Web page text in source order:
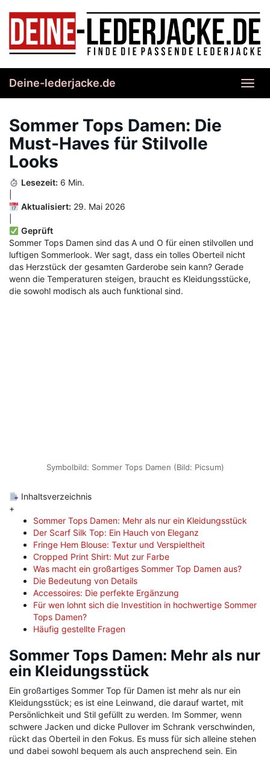
content
Deine-lederjacke.de
Sommer Tops Damen: Die
Must-Haves für Stilvolle
Looks
Lesezeit: 6 Min.
Aktualisiert: 29. Mai 2026
Geprüft
Sommer Tops Damen sind das A und O für einen stilvollen und
luftigen Sommerlook. Wer sagt, dass ein tolles Oberteil nicht
das Herzstück der gesamten Garderobe sein kann? Gerade
wenn die Temperaturen steigen, braucht es Kleidungsstücke,
die sowohl modisch als auch funktional sind.
Symbolbild: Sommer Tops Damen (Bild: Picsum)
Inhaltsverzeichnis
+
Sommer Tops Damen: Mehr als nur ein Kleidungsstück
Der Scarf Silk Top: Ein Hauch von Eleganz
Fringe Hem Blouse: Textur und Verspieltheit
Cropped Print Shirt: Mut zur Farbe
Was macht ein großartiges Sommer Top Damen aus?
Die Bedeutung von Details
Accessoires: Die perfekte Ergänzung
Für wen lohnt sich die Investition in hochwertige Sommer
Tops Damen?
Häufig gestellte Fragen
Sommer Tops Damen: Mehr als nur
ein Kleidungsstück
Ein großartiges Sommer Top für Damen ist mehr als nur ein
Kleidungsstück; es ist eine Leinwand, die darauf wartet, mit
Persönlichkeit und Stil gefüllt zu werden. Im Sommer, wenn
schwere Jacken und dicke Pullover im Schrank verschwinden,
rückt das Oberteil in den Fokus. Es muss für sich alleine stehen
und dabei sowohl bequem als auch ansprechend sein. Ein